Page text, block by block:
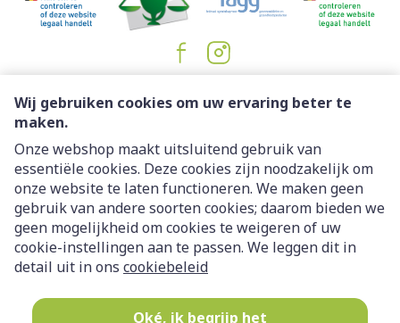
Wij gebruiken cookies om uw ervaring beter te
maken.
Onze webshop maakt uitsluitend gebruik van
essentiële cookies. Deze cookies zijn noodzakelijk om
onze website te laten functioneren. We maken geen
gebruik van andere soorten cookies; daarom bieden we
geen mogelijkheid om cookies te weigeren of uw
cookie-instellingen aan te passen. We leggen dit in
detail uit in ons cookiebeleid
Oké, ik begrijp het
Juridische links